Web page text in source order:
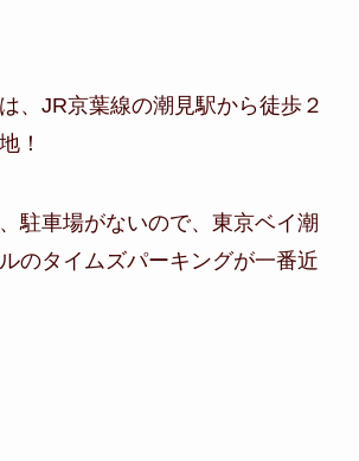
、JR京葉線の潮見駅から徒歩２
！
駐車場がないので、東京ベイ潮
のタイムズパーキングが一番近